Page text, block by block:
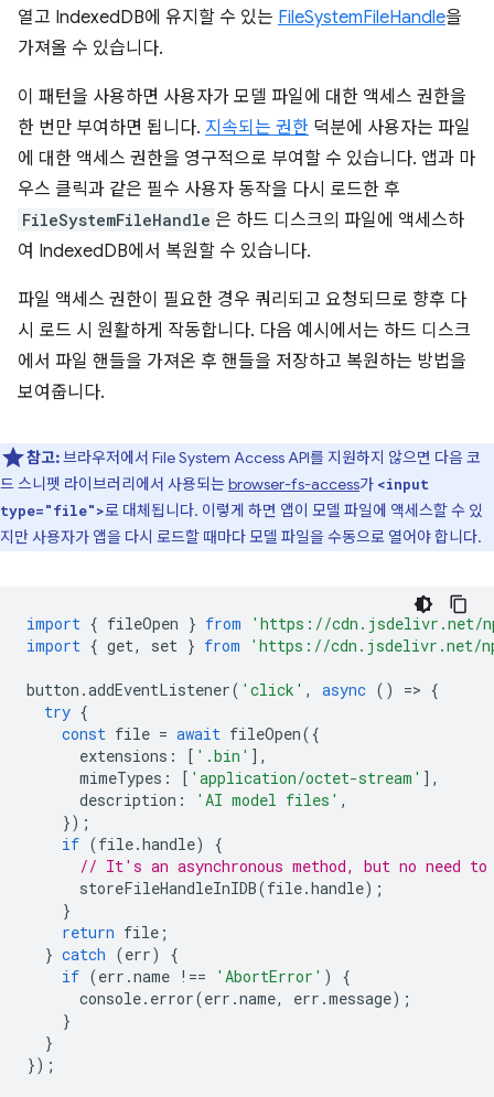
열고 IndexedDB에 유지할 수 있는 FileSystemFileHandle을
가져올 수 있습니다.
이 패턴을 사용하면 사용자가 모델 파일에 대한 액세스 권한을
한 번만 부여하면 됩니다. 지속되는 권한 덕분에 사용자는 파일
에 대한 액세스 권한을 영구적으로 부여할 수 있습니다. 앱과 마
우스 클릭과 같은 필수 사용자 동작을 다시 로드한 후
FileSystemFileHandle 은 하드 디스크의 파일에 액세스하
여 IndexedDB에서 복원할 수 있습니다.
파일 액세스 권한이 필요한 경우 쿼리되고 요청되므로 향후 다
시 로드 시 원활하게 작동합니다. 다음 예시에서는 하드 디스크
에서 파일 핸들을 가져온 후 핸들을 저장하고 복원하는 방법을
보여줍니다.
참고:브라우저에서 File System Access API를 지원하지 않으면 다음 코
드 스니펫 라이브러리에서 사용되는browser-fs-access가 <input
type="file">로 대체됩니다. 이렇게 하면 앱이 모델 파일에 액세스할 수 있
지만 사용자가 앱을 다시 로드할 때마다 모델 파일을 수동으로 열어야 합니다.
import { fileOpen } from
'https://cdn.jsdelivr.net/
import { get, set } from 'https://cdn.jsdelivr.net/
button .addEventListener( 'click' , async () => {
try {
const file = await fileOpen({
extensions : [ '.bin' ],
mimeTypes : [ 'application/octet-stream' ],
description : 'AI model files' ,
});
if (file.handle)
{
// It's an asynchronous method, but no need
storeFileHandleInIDB(file.handle);
}
return file ;
} catch (err)
{
if (err .name !== 'AbortError' )
{
console. error(err .name, err .message);
}
}
});